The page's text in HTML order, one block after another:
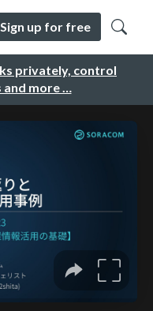
privately, control
and more …
Sign up for free